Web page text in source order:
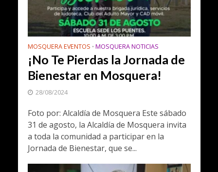
MOSQUERA EVENTOS • MOSQUERA NOTICIAS
¡No Te Pierdas la Jornada de
Bienestar en Mosquera!
28/08/2024
Foto por: Alcaldía de Mosquera Este sábado
31 de agosto, la Alcaldía de Mosquera invita
a toda la comunidad a participar en la
Jornada de Bienestar, que se...